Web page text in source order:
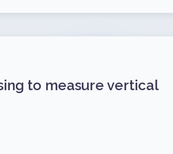
to measure vertical